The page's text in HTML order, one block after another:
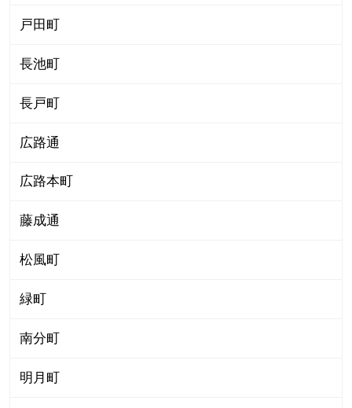
戸田町
長池町
長戸町
広路通
広路本町
藤成通
松風町
緑町
南分町
明月町